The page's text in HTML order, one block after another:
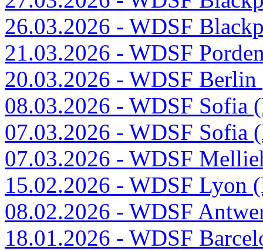
26.03.2026 - WDSF
21.03.2026 - WDSF
20.03.2026 - WDSF Berlin
08.03.2026 - WDSF Sofia
07.03.2026 - WDSF Sofia
07.03.2026 - WDSF
15.02.2026 - WDSF Lyon
08.02.2026 - WDSF
18.01.2026 - WDSF